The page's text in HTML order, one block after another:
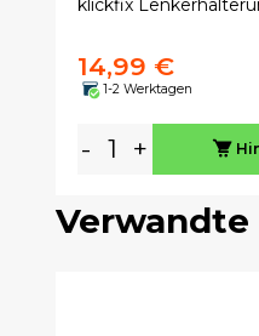
klickfix
14,99 €
1-2 Werktagen
- +